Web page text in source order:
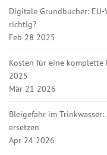
Digitale Grundbücher:
richtig?
Feb 28 2025
Kosten für eine komplette
2025
Mär 21 2026
Bleigefahr im
ersetzen
Apr 24 2026